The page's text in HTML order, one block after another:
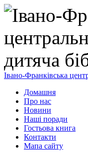
Івано-Франківська
Домашня
Про нас
Новини
Наші поради
Гостьова книга
Контакти
Мапа сайту